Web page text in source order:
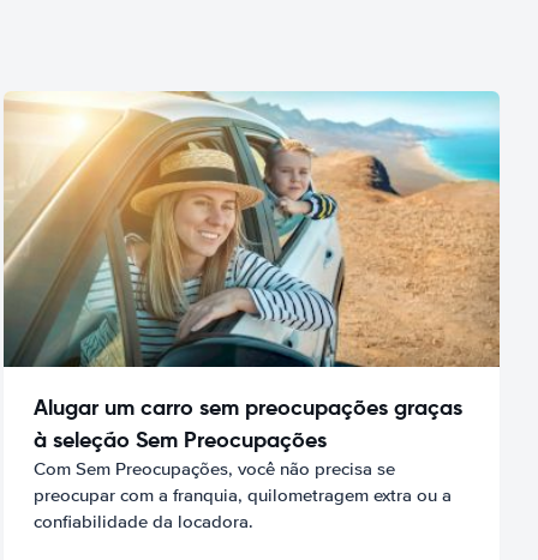
Alugar um carro sem preocupações graças
à seleção Sem Preocupações
Com Sem Preocupações, você não precisa se
preocupar com a franquia, quilometragem extra ou a
confiabilidade da locadora.